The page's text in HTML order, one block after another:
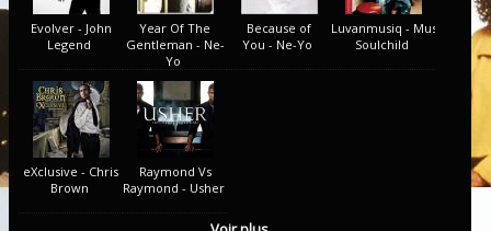
Evolver - John
Legend
Year Of The
Gentleman - Ne-
Yo
Because of
You - Ne-Yo
Luvanmusiq - Musiq
Soulchild
eXclusive - Chris
Brown
Raymond Vs
Raymond - Usher